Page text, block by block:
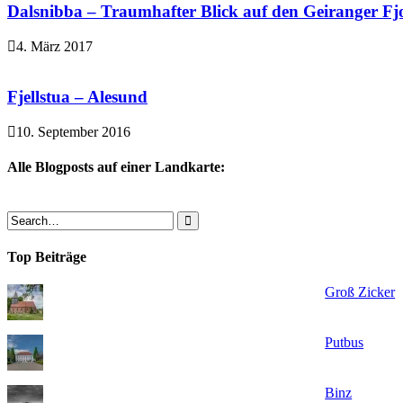
Dalsnibba – Traumhafter Blick auf den Geiranger
4. März 2017
Fjellstua – Alesund
10. September 2016
Alle Blogposts auf einer Landkarte:
Top Beiträge
Groß Zicker
Putbus
Binz